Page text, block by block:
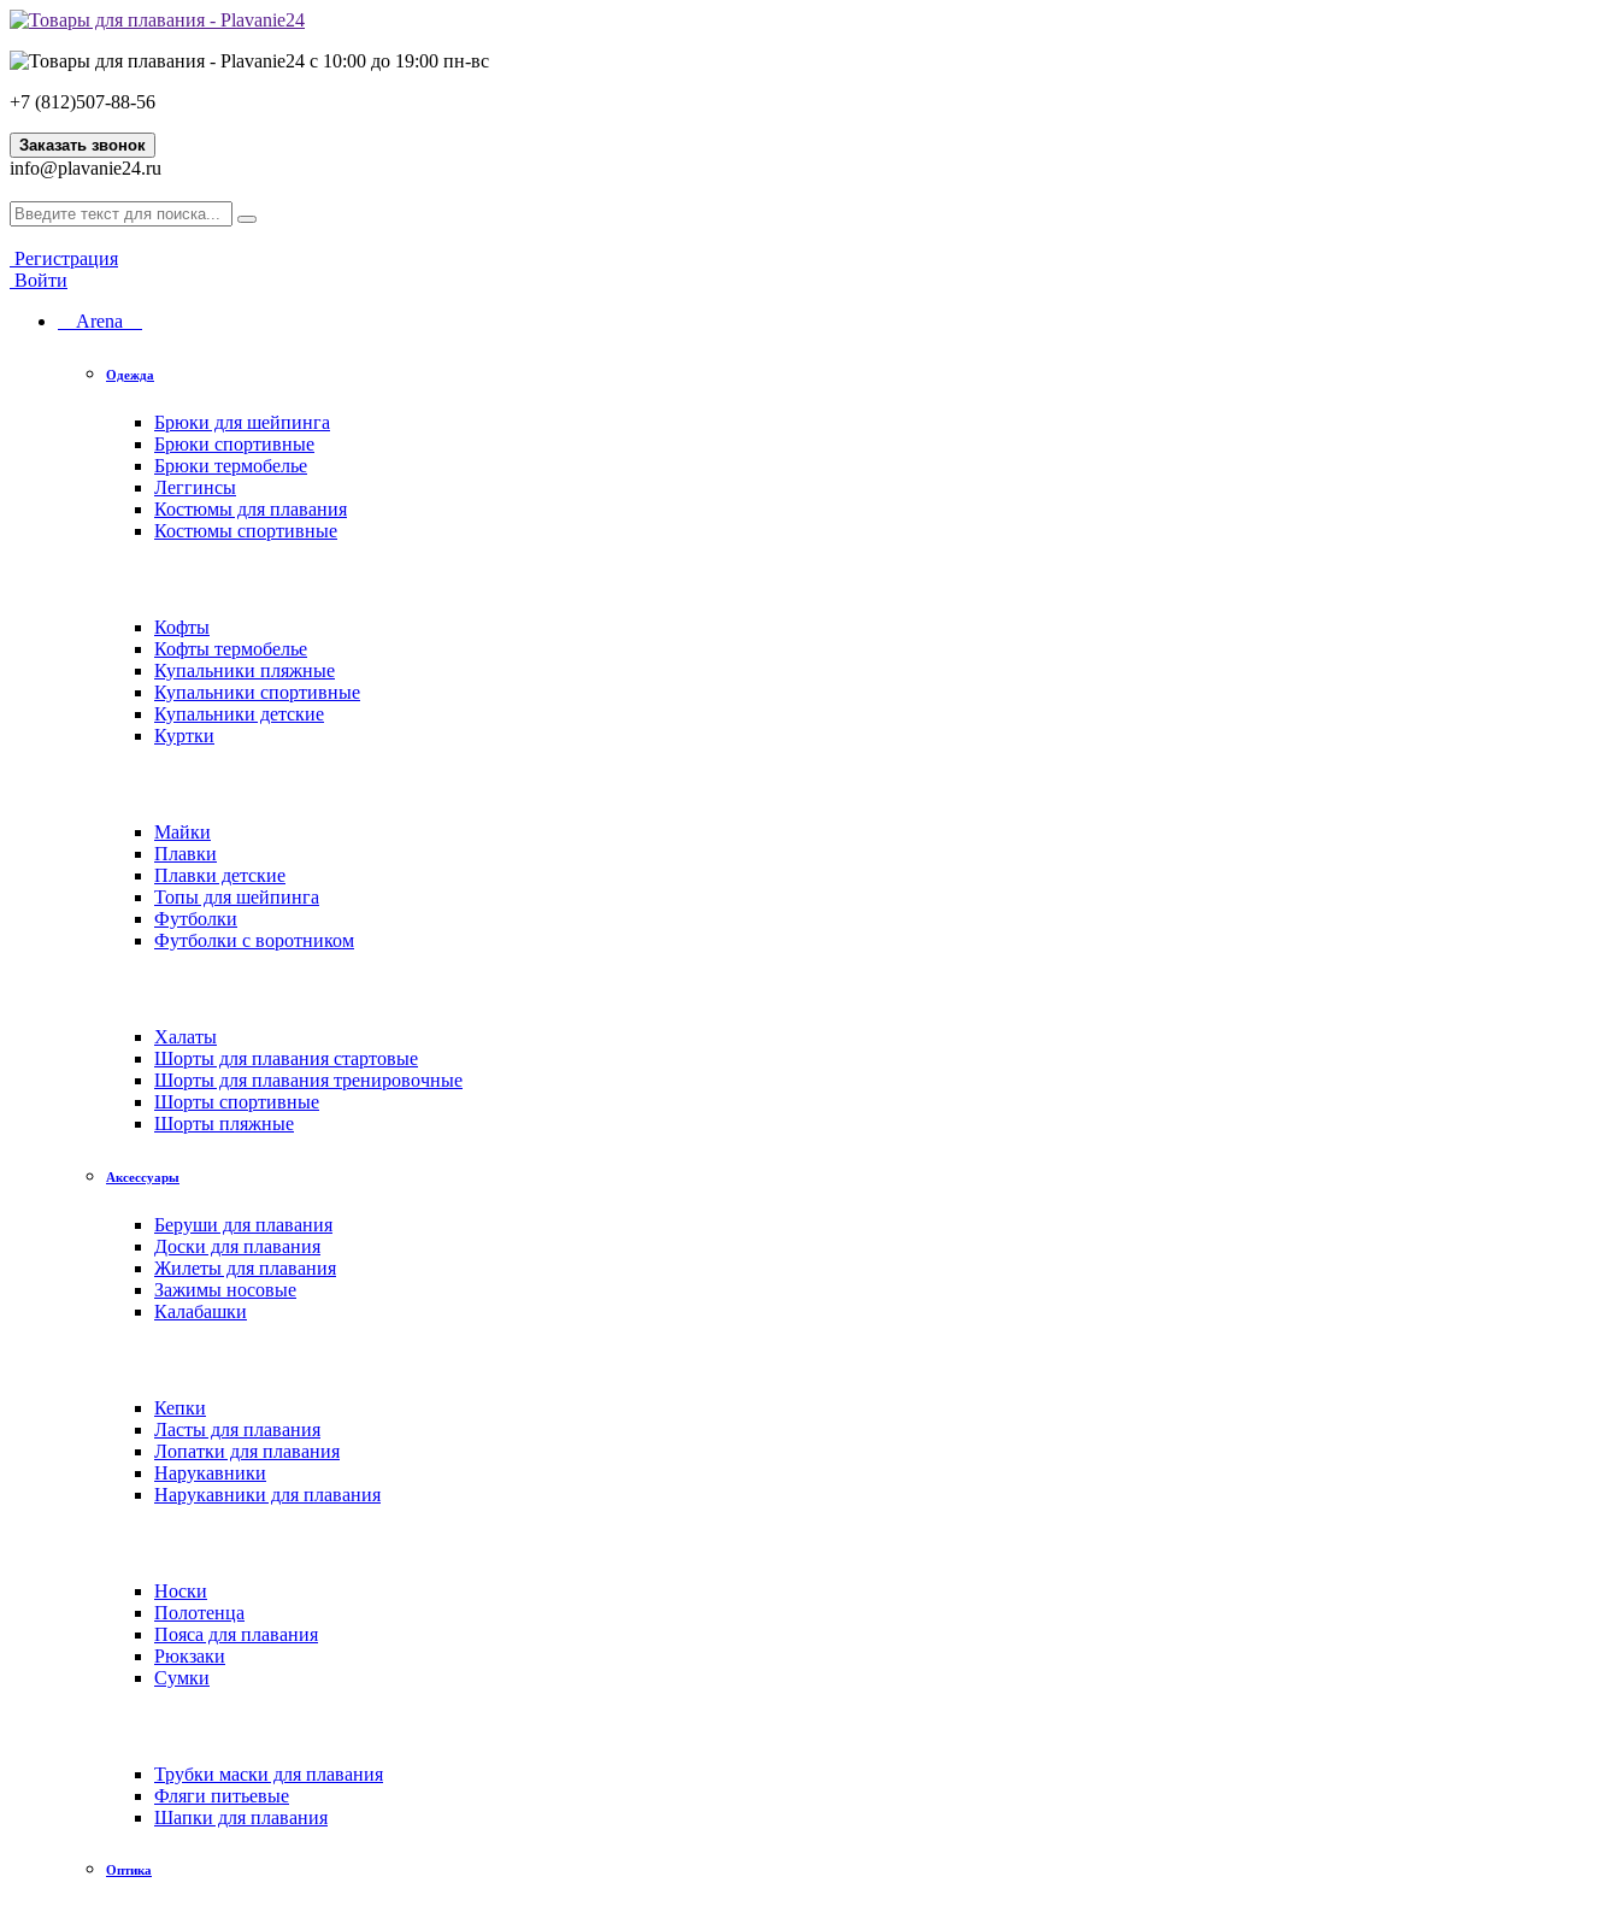
с 10:00 до 19:00 пн-вс
+7 (812)507-88-56
Заказать звонок
info@plavanie24.ru
Регистрация
Войти
Arena
Одежда
Брюки для шейпинга
Брюки спортивные
Брюки термобелье
Леггинсы
Костюмы для плавания
Костюмы спортивные
Кофты
Кофты термобелье
Купальники пляжные
Купальники спортивные
Купальники детские
Куртки
Майки
Плавки
Плавки детские
Топы для шейпинга
Футболки
Футболки с воротником
Халаты
Шорты для плавания стартовые
Шорты для плавания тренировочные
Шорты спортивные
Шорты пляжные
Аксессуары
Беруши для плавания
Доски для плавания
Жилеты для плавания
Зажимы носовые
Калабашки
Кепки
Ласты для плавания
Лопатки для плавания
Нарукавники
Нарукавники для плавания
Носки
Полотенца
Пояса для плавания
Рюкзаки
Сумки
Трубки маски для плавания
Фляги питьевые
Шапки для плавания
Оптика